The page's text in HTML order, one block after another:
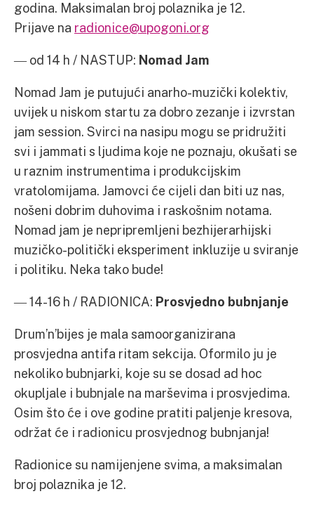
godina. Maksimalan broj polaznika je 12.
Prijave na radionice@upogoni.org
― od 14 h / NASTUP: Nomad Jam
Nomad Jam je putujući anarho-muzički kolektiv,
uvijek u niskom startu za dobro zezanje i izvrstan
jam session. Svirci na nasipu mogu se pridružiti
svi i jammati s ljudima koje ne poznaju, okušati se
u raznim instrumentima i produkcijskim
vratolomijama. Jamovci će cijeli dan biti uz nas,
nošeni dobrim duhovima i raskošnim notama.
Nomad jam je nepripremljeni bezhijerarhijski
muzičko-politički eksperiment inkluzije u sviranje
i politiku. Neka tako bude!
― 14-16 h / RADIONICA: Prosvjedno bubnjanje
Drum’n’bijes je mala samoorganizirana
prosvjedna antifa ritam sekcija. Oformilo ju je
nekoliko bubnjarki, koje su se dosad ad hoc
okupljale i bubnjale na marševima i prosvjedima.
Osim što će i ove godine pratiti paljenje kresova,
održat će i radionicu prosvjednog bubnjanja!
Radionice su namijenjene svima, a maksimalan
broj polaznika je 12.